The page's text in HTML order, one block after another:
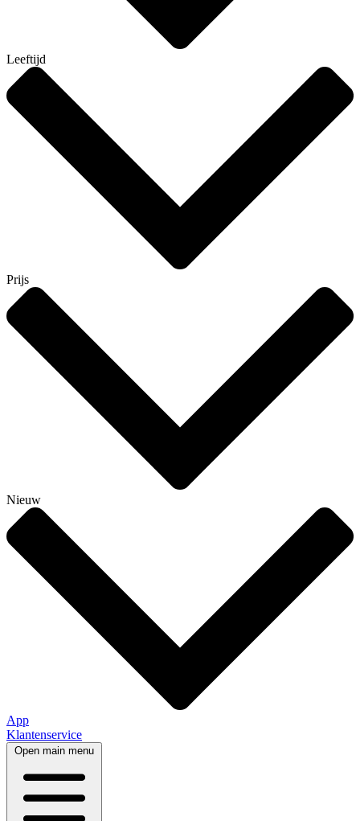
Leeftijd
Prijs
Nieuw
App
Klantenservice
Open main menu